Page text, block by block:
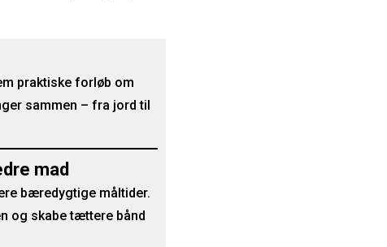
praktiske forløb om
sammen – fra jord til
mad
bæredygtige måltider.
og skabe tættere bånd